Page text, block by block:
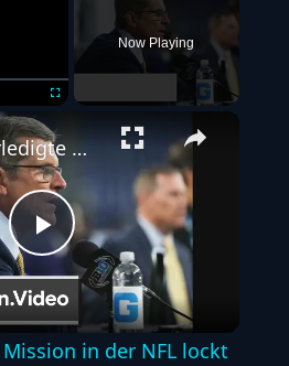
Now Playing
Play
Video
Eine unerledigte Mission in der NFL lockt Jim Harbaugh zu den Chargers
in der NFL lockt